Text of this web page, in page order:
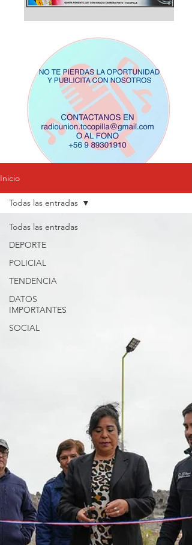
Inicio
Todas las entradas
DEPORTE
POLICIAL
TENDENCIA
DATOS
IMPORTANTES
SOCIAL
Todas las entradas